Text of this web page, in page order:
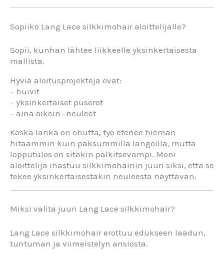
Sopiiko Lang Lace silkkimohair aloittelijalle?
Sopii, kunhan lähtee liikkeelle yksinkertaisesta
mallista.
Hyviä aloitusprojekteja ovat:
– huivit
– yksinkertaiset puserot
– aina oikein -neuleet
Koska lanka on ohutta, työ etenee hieman
hitaammin kuin paksummilla langoilla, mutta
lopputulos on sitäkin palkitsevampi. Moni
aloittelija ihastuu silkkimohairiin juuri siksi, että se
tekee yksinkertaisestakin neuleesta näyttävän.
Miksi valita juuri Lang Lace silkkimohair?
Lang Lace silkkimohair erottuu edukseen laadun,
tuntuman ja viimeistelyn ansiosta.